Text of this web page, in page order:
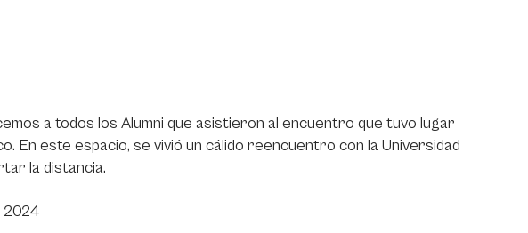
a todos los Alumni que asistieron al encuentro que tuvo lugar
En este espacio, se vivió un cálido reencuentro con la Universidad
la distancia.
2024